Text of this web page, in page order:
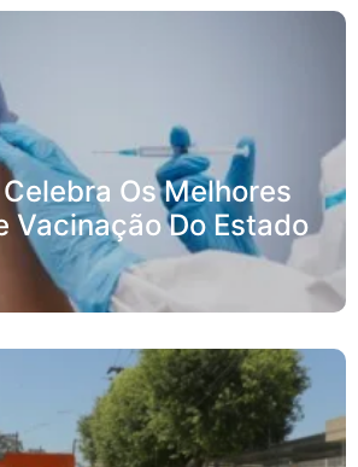
Os Melhores
Vacinação Do Estado